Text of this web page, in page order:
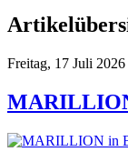
Freitag, 17 Juli 2026